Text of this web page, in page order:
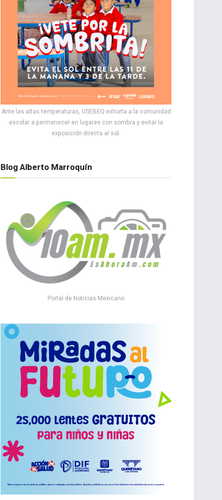
Ante las altas temperaturas, USEBEQ exhorta a la comunidad
escolar a permanecer en lugares con sombra y evitar la
exposición directa al sol.
Blog Alberto Marroquín
Portal de Noticias Mexicano